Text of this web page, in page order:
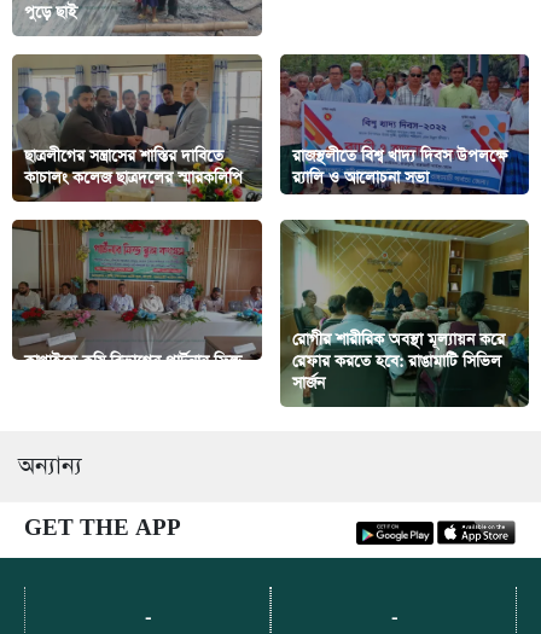
পুড়ে ছাই
ছাত্রলীগের সন্ত্রাসের শাস্তির দাবিতে
কাচালং কলেজ ছাত্রদলের স্মারকলিপি
রাজস্থলীতে বিশ্ব খাদ্য দিবস উপলক্ষে
র‍্যালি ও আলোচনা সভা
কাপ্তাইয়ে কৃষি বিভাগের পার্টনার ফিল্ড
রোগীর শারীরিক অবস্থা মূল্যায়ন করে
রেফার করতে হবে: রাঙামাটি সিভিল
সার্জন
অন্যান্য
GET THE APP
- -